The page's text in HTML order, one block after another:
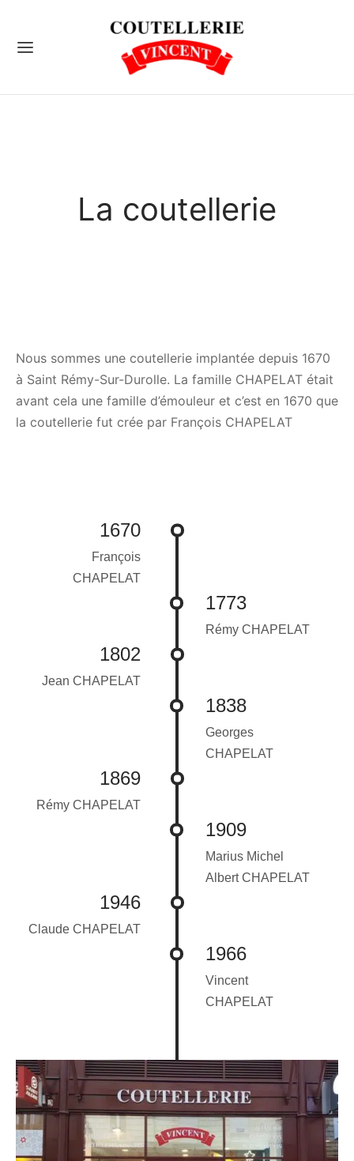
La coutellerie
Nous sommes une coutellerie implantée depuis 1670
à Saint Rémy-Sur-Durolle. La famille CHAPELAT était
avant cela une famille d’émouleur et c’est en 1670 que
la coutellerie fut crée par François CHAPELAT
1670
François
CHAPELAT
1773
Rémy CHAPELAT
1802
Jean CHAPELAT
1838
Georges
CHAPELAT
1869
Rémy CHAPELAT
1909
Marius Michel
Albert CHAPELAT
1946
Claude CHAPELAT
1966
Vincent
CHAPELAT